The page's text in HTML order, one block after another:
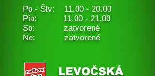
Po - Štv: 11.00 - 20.00
Pia: 11.00 - 21.00
So: zatvorené
Ne: zatvorené
LEVOČSKÁ